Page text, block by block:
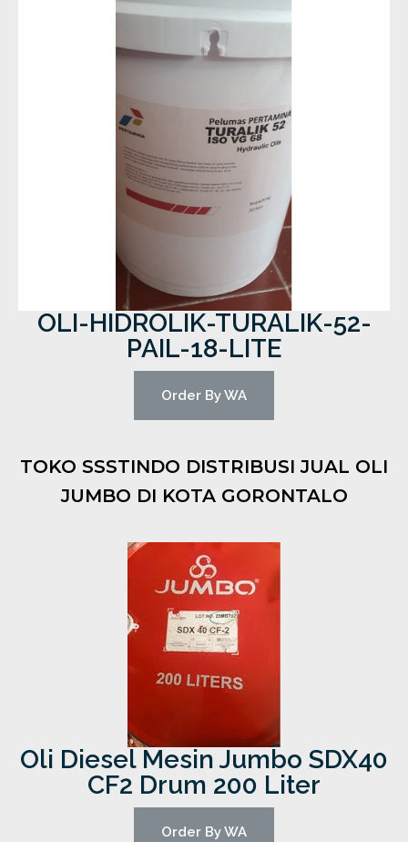
OLI-HIDROLIK-TURALIK-52-
PAIL-18-LITE
Order By WA
TOKO SSSTINDO DISTRIBUSI JUAL OLI
JUMBO DI KOTA GORONTALO
Oli Diesel Mesin Jumbo SDX40
CF2 Drum 200 Liter
Order By WA